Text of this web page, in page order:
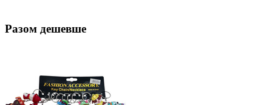
Разом дешевше